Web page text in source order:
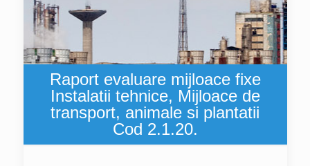
Raport evaluare mijloace fixe
Instalatii tehnice, Mijloace de
transport, animale si plantatii
Cod 2.1.20.